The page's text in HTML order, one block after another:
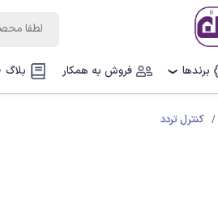
برندها ❯ فروش به همکار بلاگ
کنترل تردد